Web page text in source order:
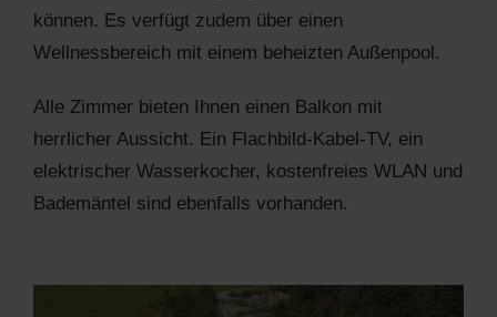
können. Es verfügt zudem über einen
Wellnessbereich mit einem beheizten Außenpool.
Alle Zimmer bieten Ihnen einen Balkon mit
herrlicher Aussicht. Ein Flachbild-Kabel-TV, ein
elektrischer Wasserkocher, kostenfreies WLAN und
Bademäntel sind ebenfalls vorhanden.